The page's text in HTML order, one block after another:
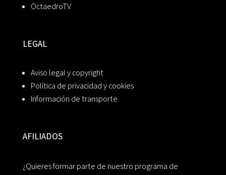
OctaedroTV
LEGAL
Aviso legal y copyright
Política de privacidad y cookies
Información de transporte
AFILIADOS
¿Quieres formar parte de nuestro programa de